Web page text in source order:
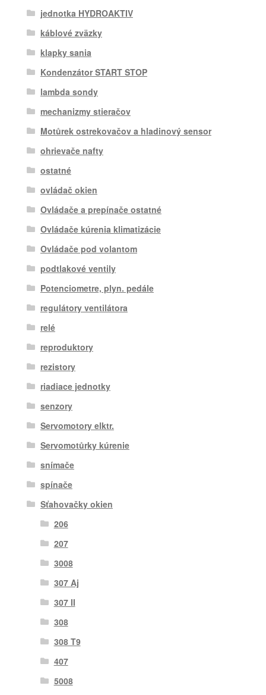
jednotka HYDROAKTIV
káblové zväzky
klapky sania
Kondenzátor START STOP
lambda sondy
mechanizmy stieračov
Motůrek ostrekovačov a hladinový sensor
ohrievače nafty
ostatné
ovládač okien
Ovládače a prepínače ostatné
Ovládače kúrenia klimatizácie
Ovládače pod volantom
podtlakové ventily
Potenciometre, plyn. pedále
regulátory ventilátora
relé
reproduktory
rezistory
riadiace jednotky
senzory
Servomotory elktr.
Servomotůrky kúrenie
snímače
spínače
Sťahovačky okien
206
207
3008
307 Aj
307 II
308
308 T9
407
5008